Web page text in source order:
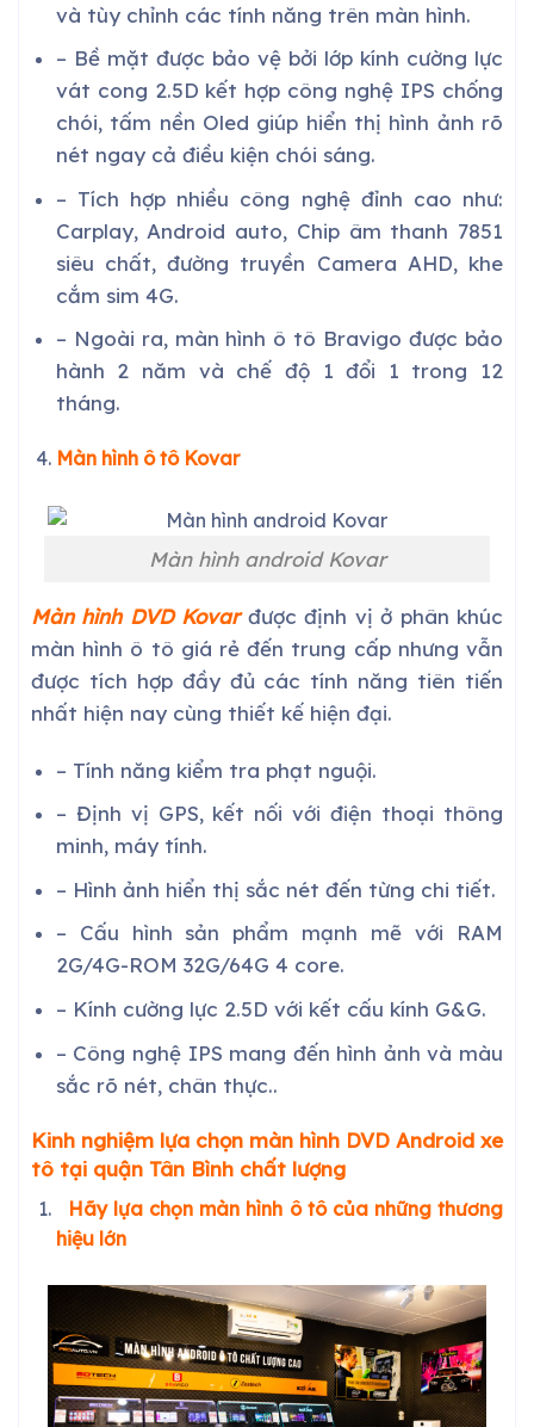
và tùy chỉnh các tính năng trên màn hình.
– Bề mặt được bảo vệ bởi lớp kính cường lực
vát cong 2.5D kết hợp công nghệ IPS chống
chói, tấm nền Oled giúp hiển thị hình ảnh rõ
nét ngay cả điều kiện chói sáng.
– Tích hợp nhiều công nghệ đỉnh cao như:
Carplay, Android auto, Chip âm thanh 7851
siêu chất, đường truyền Camera AHD, khe
cắm sim 4G.
– Ngoài ra, màn hình ô tô Bravigo được bảo
hành 2 năm và chế độ 1 đổi 1 trong 12
tháng.
Màn hình ô tô Kovar
Màn hình android Kovar
Màn hình DVD Kovarđược định vị ở phân khúc
màn hình ô tô giá rẻ đến trung cấp nhưng vẫn
được tích hợp đầy đủ các tính năng tiên tiến
nhất hiện nay cùng thiết kế hiện đại.
– Tính năng kiểm tra phạt nguội.
– Định vị GPS, kết nối với điện thoại thông
minh, máy tính.
– Hình ảnh hiển thị sắc nét đến từng chi tiết.
– Cấu hình sản phẩm mạnh mẽ với RAM
2G/4G-ROM 32G/64G 4 core.
– Kính cường lực 2.5D với kết cấu kính G&G.
– Công nghệ IPS mang đến hình ảnh và màu
sắc rõ nét, chân thực..
Kinh nghiệm lựa chọn màn hình DVD Android xe
tô tại quận Tân Bình chất lượng
Hãy lựa chọn màn hình ô tô của những thương
hiệu lớn